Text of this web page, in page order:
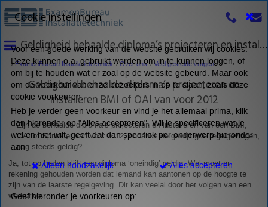
Geldigheid behaalde diploma’s projecteren en installeren BMI of OAI van voor 2012
ExamenBureau Installatietechniek Over ons Veel gestelde vragen
Geldigheid behaalde diploma’s projecteren en
installeren BMI of OAI van voor 2012
Zijn de behaalde diploma’s projecteren en installeren van een BMI,
OAI of Sprinkler van voor 2012, ondanks de gewijzigde regelgevingen,
nog steeds geldig?
Ja, tot op heden blijft een diploma ‘oneindig’ geldig. Wel moet er
rekening gehouden worden dat iemand kan aantonen op de hoogte te
zijn van de laatste regelgeving. Dit kan veelal door het volgen van een
workshop.
Cookie instellingen
Voor een goede werking van de website gebruiken wij cookies.
Deze kunnen o.a. gebruikt worden om in te kunnen loggen, of
om bij te houden wat er zoal op de website gebeurd. Maar ook
om de voorkeur van onze bezoekers in op te slaan, zoals deze
cookie voorkeuren.
Heb je verder geen voorkeur en vind je het allemaal prima, klik
dan hieronder op "Alles accepteren". Wil je specificeren wat je
wel en niet wilt, geeft dat dan specifiek per onderwerp hieronder
aan
Alleen noodzakelijk
Alles accepteren
Geef hieronder je voorkeuren op: